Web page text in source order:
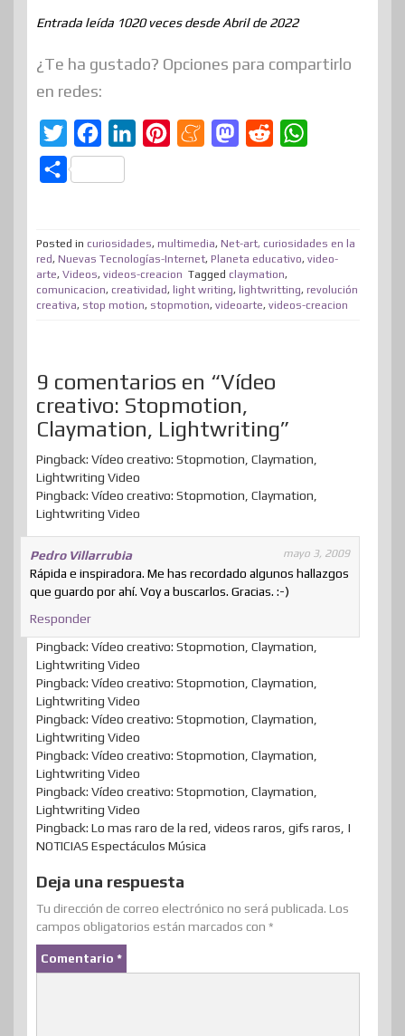
Entrada leída 1020 veces desde Abril de 2022
¿Te ha gustado? Opciones para compartirlo
en redes:
w
t
e
r
a
c
b
o
o
e
d
I
e
r
e
M
a
m
e
M
o
d
o
i
t
s
A
p
C
p
a
r
r
Posted in curiosidades, multimedia, Net-art, curiosidades en la
red, Nuevas Tecnologías-Internet, Planeta educativo, video-
arte, Videos, videos-creacion Tagged claymation,
comunicacion, creatividad, light writing, lightwritting, revolución
creativa, stop motion, stopmotion, videoarte, videos-creacion
9 comentarios en “Vídeo
creativo: Stopmotion,
Claymation, Lightwriting”
Pingback: Vídeo creativo: Stopmotion, Claymation,
Lightwriting Video
Pingback: Vídeo creativo: Stopmotion, Claymation,
Lightwriting Video
Pedro Villarrubia mayo 3, 2009
Rápida e inspiradora. Me has recordado algunos hallazgos
que guardo por ahí. Voy a buscarlos. Gracias. :-)
Responder
Pingback: Vídeo creativo: Stopmotion, Claymation,
Lightwriting Video
Pingback: Vídeo creativo: Stopmotion, Claymation,
Lightwriting Video
Pingback: Vídeo creativo: Stopmotion, Claymation,
Lightwriting Video
Pingback: Vídeo creativo: Stopmotion, Claymation,
Lightwriting Video
Pingback: Vídeo creativo: Stopmotion, Claymation,
Lightwriting Video
Pingback: Lo mas raro de la red, videos raros, gifs raros, |
NOTICIAS Espectáculos Música
Deja una respuesta
Tu dirección de correo electrónico no será publicada. Los
campos obligatorios están marcados con *
Comentario *